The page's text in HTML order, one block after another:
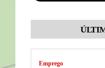
Emprego